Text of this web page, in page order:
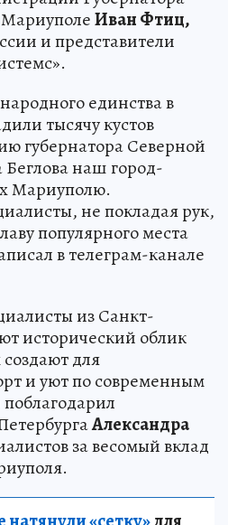
Иван Фтиц,
и представители
единства в
тысячу кустов
губернатора Северной
наш город-
Мариуполю.
не покладая рук,
популярного места
в телеграм-канале
из Санкт-
исторический облик
для
и уют по современным
Александра
за весомый вклад